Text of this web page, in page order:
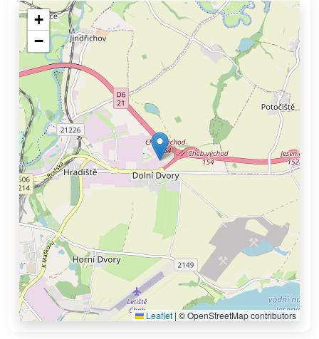
+
−
Leaflet | © OpenStreetMap contributors